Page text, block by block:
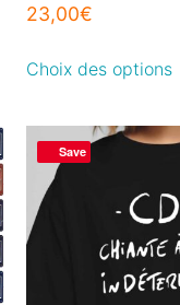
23,00€
Choix des options
Save